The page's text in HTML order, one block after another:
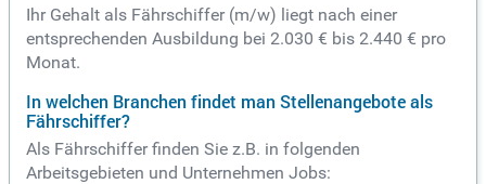
Ihr Gehalt als Fährschiffer (m/w) liegt nach einer
entsprechenden Ausbildung bei 2.030 € bis 2.440 € pro
Monat.
In welchen Branchen findet man Stellenangebote als
Fährschiffer?
Als Fährschiffer finden Sie z.B. in folgenden
Arbeitsgebieten und Unternehmen Jobs: